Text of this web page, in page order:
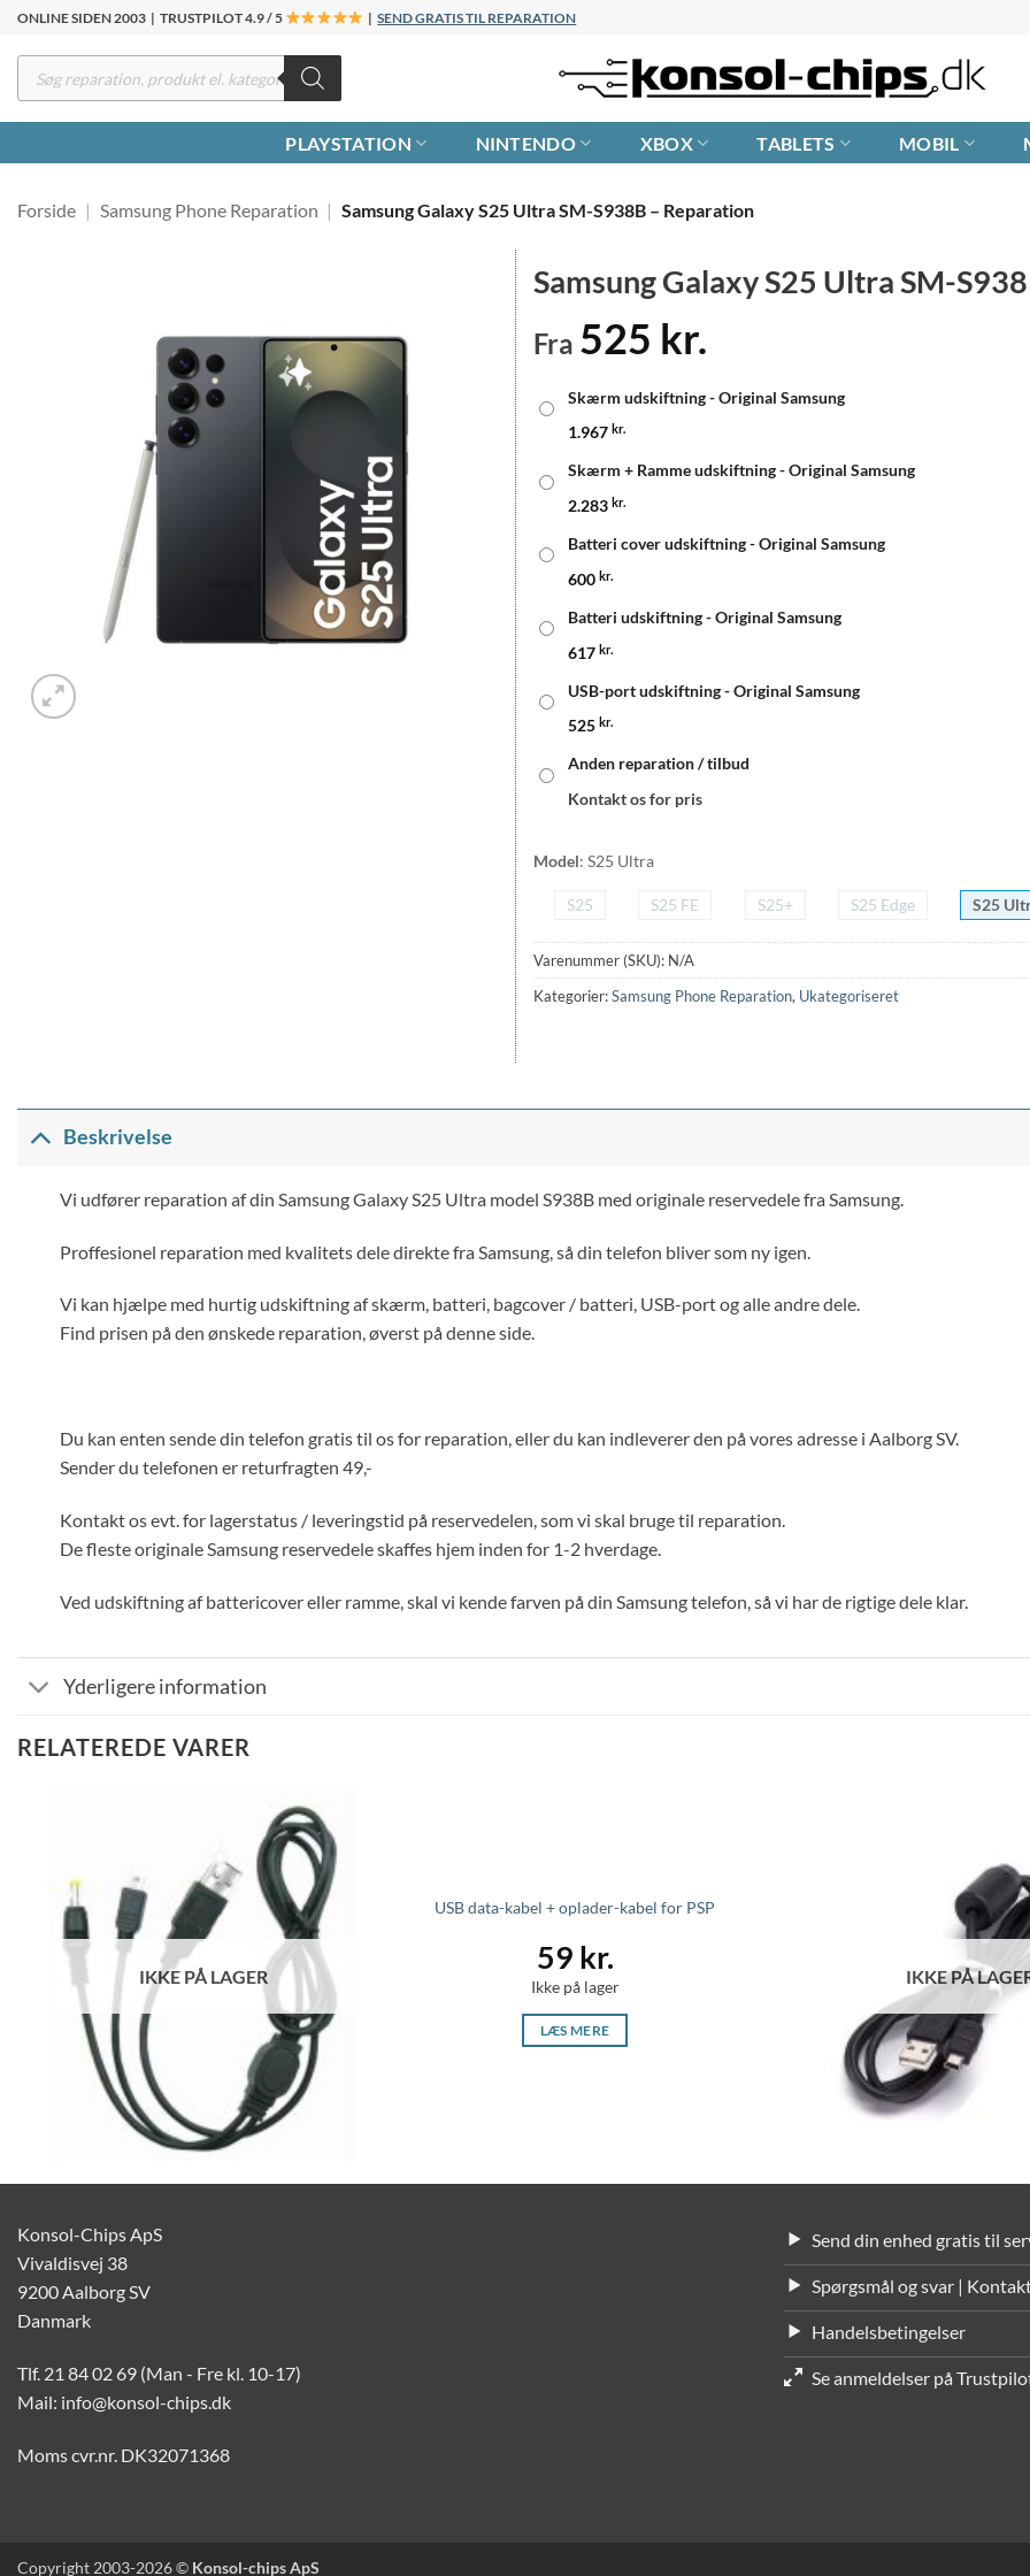
Fortsæt
indhold
ONLINE SIDEN 2003 | TRUSTPILOT 4.9 / 5 |SEND GRATIS TIL REPARATION
Products
search
PLAYSTATION NINTENDO XBOX TABLETS MOBIL
Forside | Samsung Phone Reparation | Samsung Galaxy S25 Ultra SM-S938B – Reparation
Samsung Galaxy S25 Ultra SM-
Fra 525 kr.
Skærm udskiftning - Original Samsung
1.967 kr.
Skærm + Ramme udskiftning - Original Samsung
2.283 kr.
Batteri cover udskiftning - Original Samsung
600 kr.
Batteri udskiftning - Original Samsung
617 kr.
USB-port udskiftning - Original Samsung
525 kr.
Anden reparation / tilbud
Kontakt os for pris
Model: S25 Ultra
S25 S25 FE S25+ S25 Edge S25
Varenummer (SKU): N/A
Kategorier:Samsung Phone Reparation, Ukategoriseret
Beskrivelse
Vi udfører reparation af din Samsung Galaxy S25 Ultra model S938B med originale reservedele fra Samsung.
Proffesionel reparation med kvalitets dele direkte fra Samsung, så din telefon bliver som ny igen.
Vi kan hjælpe med hurtig udskiftning af skærm, batteri, bagcover / batteri, USB-port og alle andre dele.
Find prisen på den ønskede reparation, øverst på denne side.
Du kan enten sende din telefon gratis til os for reparation, eller du kan indleverer den på vores adresse i Aalborg SV.
Sender du telefonen er returfragten 49,-
Kontakt os evt. for lagerstatus / leveringstid på reservedelen, som vi skal bruge til reparation.
De fleste originale Samsung reservedele skaffes hjem inden for 1-2 hverdage.
Ved udskiftning af battericover eller ramme, skal vi kende farven på din Samsung telefon, så vi har de rigtige dele klar.
Yderligere information
RELATEREDE VARER
IKKE PÅ LAGER
USB data-kabel + oplader-kabel for PSP
59 kr.
Ikke på lager
LÆS MERE
IKKE PÅ
Konsol-Chips ApS
Vivaldisvej 38
9200 Aalborg SV
Danmark
Tlf. 21 84 02 69 (Man - Fre kl. 10-17)
Mail: info@konsol-chips.dk
Moms cvr.nr. DK32071368
Send din enhed gratis til
Spørgsmål og svar |
Handelsbetingelser
Se anmeldelser på
Copyright 2003-2026 © Konsol-chips ApS